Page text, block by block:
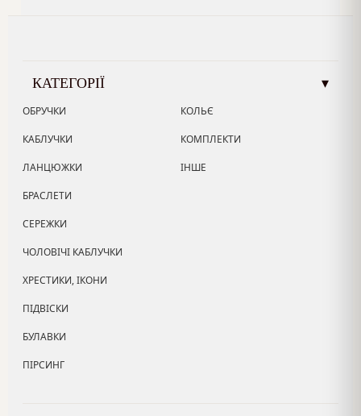
КАТЕГОРІЇ ▾
ОБРУЧКИ
КАБЛУЧКИ
ЛАНЦЮЖКИ
БРАСЛЕТИ
СЕРЕЖКИ
ЧОЛОВІЧІ КАБЛУЧКИ
ХРЕСТИКИ, ІКОНИ
ПІДВІСКИ
БУЛАВКИ
ПІРСИНГ
КОЛЬЄ
КОМПЛЕКТИ
ІНШЕ